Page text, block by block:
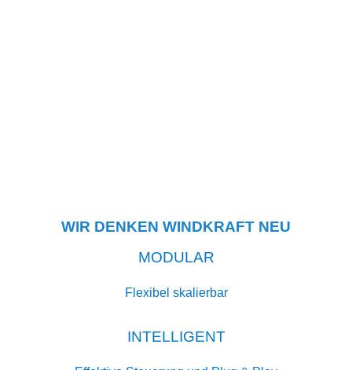
WIR DENKEN WINDKRAFT NEU
MODULAR
Flexibel skalierbar
INTELLIGENT